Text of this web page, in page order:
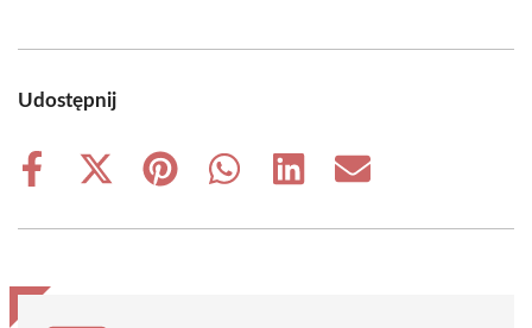
Udostępnij
Share
Share
(Twitter)
Share
Share
Share
Share